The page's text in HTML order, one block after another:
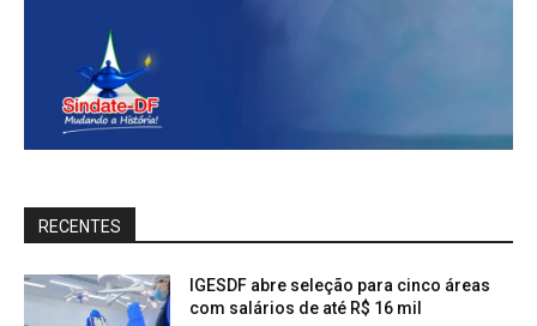
RECENTES
IGESDF abre seleção para cinco áreas
com salários de até R$ 16 mil